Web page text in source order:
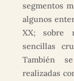
segmentos
algunos
XX; sobre
sencillas
También
realizadas